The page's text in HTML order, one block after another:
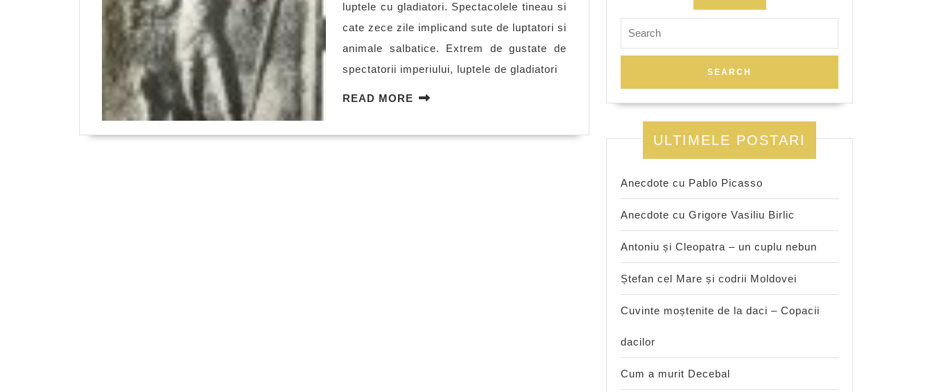
luptele cu gladiatori. Spectacolele tineau si
cate zece zile implicand sute de luptatori si
animale salbatice. Extrem de gustate de
spectatorii imperiului, luptele de gladiatori
READ MORE READ
for:
ULTIMELE POSTARI
Anecdote cu Pablo Picasso
Anecdote cu Grigore Vasiliu Birlic
Antoniu și Cleopatra – un cuplu nebun
Ștefan cel Mare și codrii Moldovei
Cuvinte moștenite de la daci – Copacii
dacilor
Cum a murit Decebal